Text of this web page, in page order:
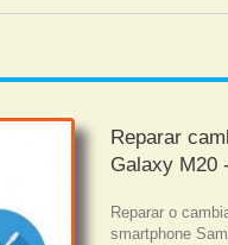
Reparar
Galaxy M20
Reparar o
smartphone